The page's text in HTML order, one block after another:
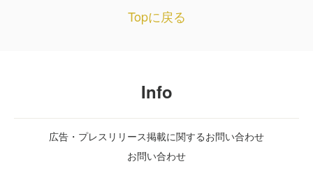
Topに戻る
Info
広告・プレスリリース掲載に関するお問い合わせ
お問い合わせ